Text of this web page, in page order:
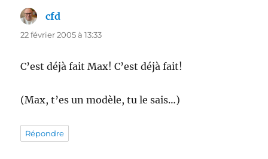
cfd
22 février 2005 à 13:33
C’est déjà fait Max! C’est déjà fait!
(Max, t’es un modèle, tu le sais…)
Répondre